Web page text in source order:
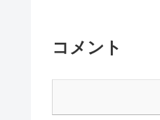
コメント